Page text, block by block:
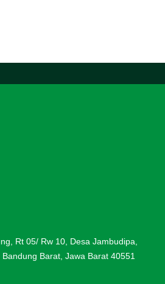
Rt 05/ Rw 10, Desa Jambudipa,
Barat, Jawa Barat 40551